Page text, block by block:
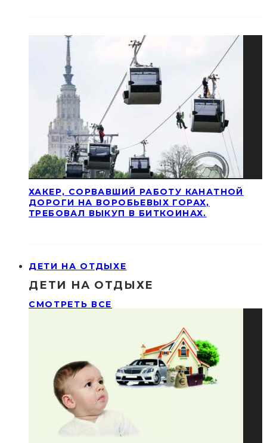
ХАКЕР, СОРВАВШИЙ РАБОТУ КАНАТНОЙ
ДОРОГИ НА ВОРОБЬЕВЫХ ГОРАХ,
ТРЕБОВАЛ ВЫКУП В БИТКОИНАХ.
ДЕТИ НА ОТДЫХЕ
ДЕТИ НА ОТДЫХЕ
СМОТРЕТЬ ВСЕ